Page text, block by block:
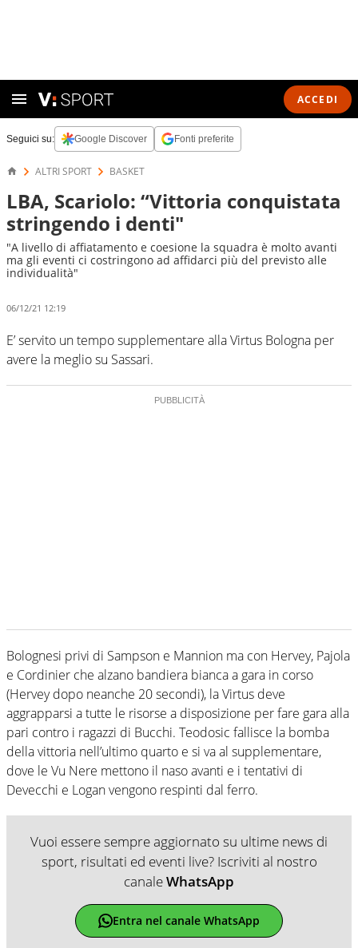
ACCEDI
Seguici su: Google Discover Fonti preferite
ALTRI SPORT BASKET
LBA, Scariolo: “Vittoria conquistata
stringendo i denti"
"A livello di affiatamento e coesione la squadra è molto avanti
ma gli eventi ci costringono ad affidarci più del previsto alle
individualità"
06/12/21 12:19
E’ servito un tempo supplementare alla Virtus Bologna per
avere la meglio su Sassari.
Bolognesi privi di Sampson e Mannion ma con Hervey, Pajola
e Cordinier che alzano bandiera bianca a gara in corso
(Hervey dopo neanche 20 secondi), la Virtus deve
aggrapparsi a tutte le risorse a disposizione per fare gara alla
pari contro i ragazzi di Bucchi. Teodosic fallisce la bomba
della vittoria nell’ultimo quarto e si va al supplementare,
dove le Vu Nere mettono il naso avanti e i tentativi di
Devecchi e Logan vengono respinti dal ferro.
Vuoi essere sempre aggiornato su ultime news di
sport, risultati ed eventi live? Iscriviti al nostro
canaleWhatsApp
Entra nel canale WhatsApp